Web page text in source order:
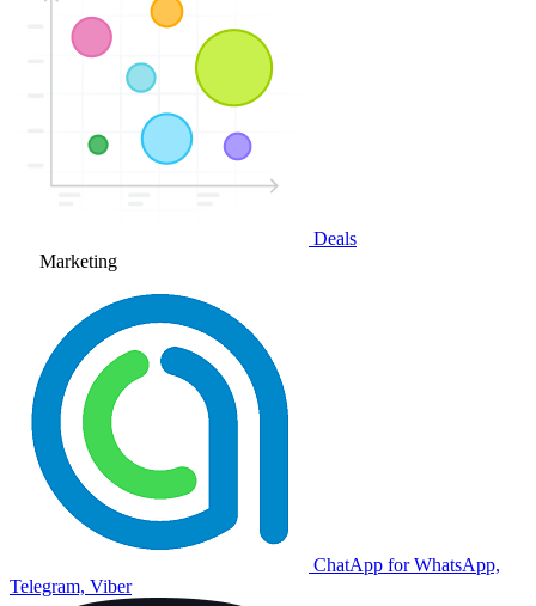
Deals
Marketing
ChatApp for WhatsApp,
Telegram, Viber